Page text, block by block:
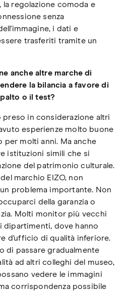
la regolazione comoda e
senza
i dati e
trasferiti tramite un
anche altre marche di
la bilancia a favore di
o il test?
preso in considerazione altri
esperienze molto buone
per molti anni. Ma anche
istituzioni simili che si
del patrimonio culturale.
marchio EIZO, non
problema importante. Non
della garanzia o
Molti monitor più vecchi
dipartimenti, dove hanno
d'ufficio di qualità inferiore.
di passare gradualmente
ad altri colleghi del museo,
vedere le immagini
corrispondenza possibile